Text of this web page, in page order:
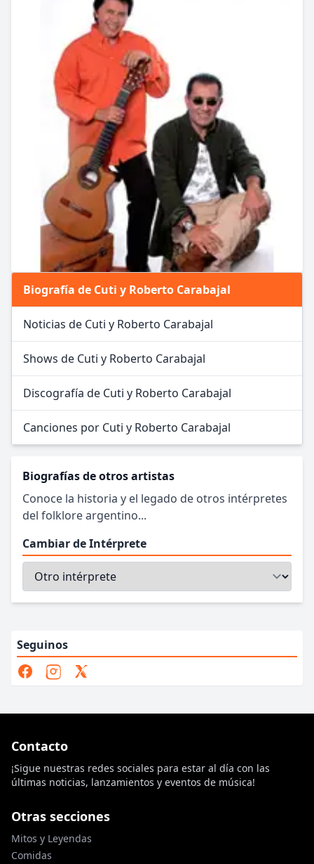
Biografía de Cuti y Roberto Carabajal
Noticias de Cuti y Roberto Carabajal
Shows de Cuti y Roberto Carabajal
Discografía de Cuti y Roberto Carabajal
Canciones por Cuti y Roberto Carabajal
Biografías de otros artistas
Conoce la historia y el legado de otros intérpretes
del folklore argentino...
Cambiar de Intérprete
Seguinos
Contacto
¡Sigue nuestras redes sociales para estar al día con las
últimas noticias, lanzamientos y eventos de música!
Otras secciones
Mitos y Leyendas
Comidas